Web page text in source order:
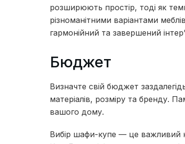
розширюють простір, тоді як
різноманітними варіантами
гармонійний та завершений
Бюджет
Визначте свій бюджет
матеріалів, розміру та бренду.
вашого дому.
Вибір шафи-купе — це важливий